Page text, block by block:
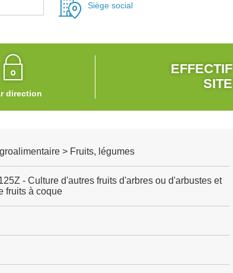
Siège social
direction
EFFECTIF
SITE
> Fruits, légumes
- Culture d'autres fruits d'arbres ou d'arbustes et
fruits à coque